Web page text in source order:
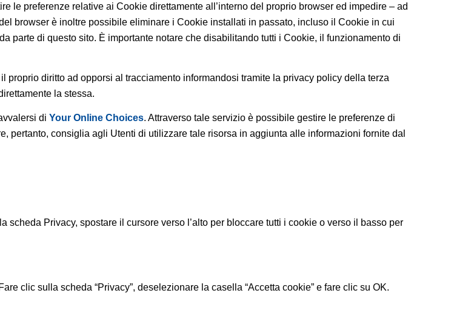
le preferenze relative ai Cookie direttamente all’interno del proprio browser ed impedire – ad
browser è inoltre possibile eliminare i Cookie installati in passato, incluso il Cookie in cui
parte di questo sito. È importante notare che disabilitando tutti i Cookie, il funzionamento di
proprio diritto ad opporsi al tracciamento informandosi tramite la privacy policy della terza
la stessa.
di Your Online Choices. Attraverso tale servizio è possibile gestire le preferenze di
pertanto, consiglia agli Utenti di utilizzare tale risorsa in aggiunta alle informazioni fornite dal
scheda Privacy, spostare il cursore verso l’alto per bloccare tutti i cookie o verso il basso per
clic sulla scheda “Privacy”, deselezionare la casella “Accetta cookie” e fare clic su OK.